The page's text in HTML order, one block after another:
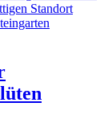
Standort